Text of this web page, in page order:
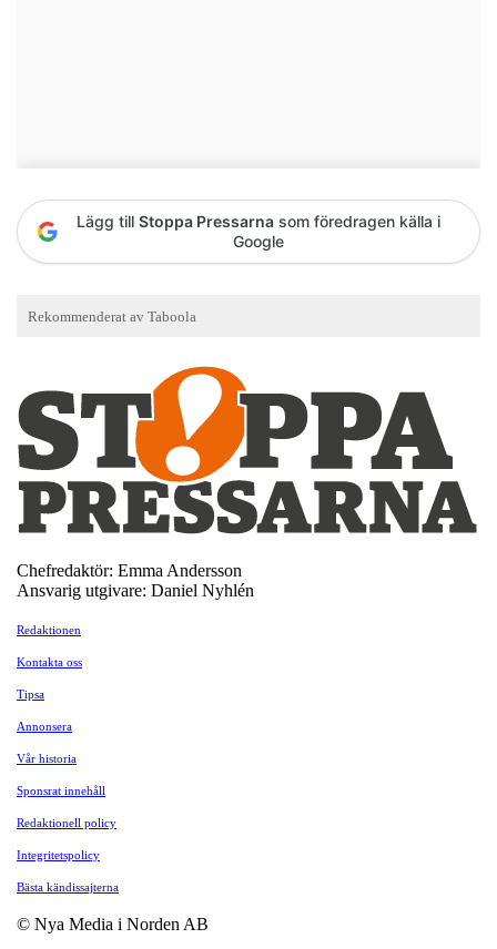
Lägg till Stoppa Pressarna som föredragen källa i
Google
Chefredaktör: Emma Andersson
Ansvarig utgivare: Daniel Nyhlén
Redaktionen
Kontakta oss
Tipsa
Annonsera
Vår historia
Sponsrat innehåll
Redaktionell policy
Integritetspolicy
Bästa kändissajterna
© Nya Media i Norden AB